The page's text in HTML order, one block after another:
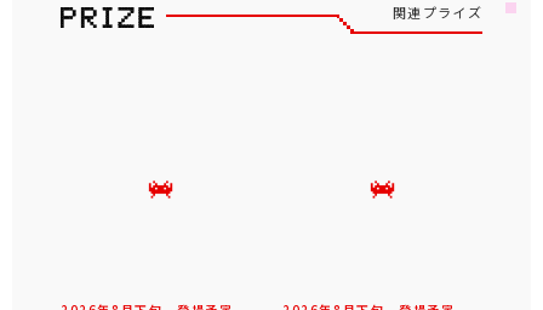
関連プライズ